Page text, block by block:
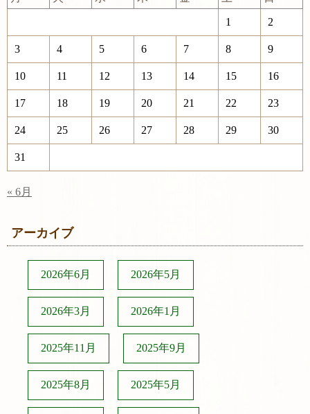
1 2
3 4 5 6 7 8 9
10 11 12 13 14 15 16
17 18 19 20 21 22 23
24 25 26 27 28 29 30
31
« 6月
アーカイブ
2026年6月 2026年5月
2026年3月 2026年1月
2025年11月 2025年9月
2025年8月 2025年5月